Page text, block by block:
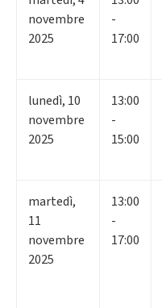
novembre
2025
-
17:00
lunedì, 10
novembre
2025
13:00
-
15:00
martedì,
11
novembre
2025
13:00
-
17:00